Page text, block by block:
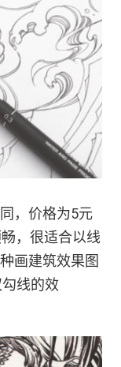
，价格为5元
，很适合以线
画建筑效果图
线的效